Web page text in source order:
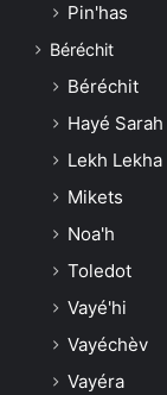
Pin'has
Béréchit
Béréchit
Hayé Sarah
Lekh Lekha
Mikets
Noa'h
Toledot
Vayé'hi
Vayéchèv
Vayéra